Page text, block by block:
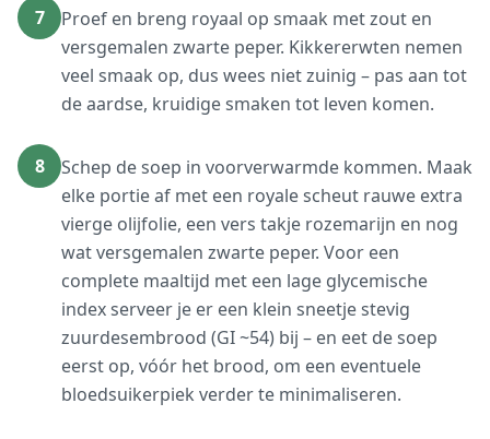
7
Proef en breng royaal op smaak met zout en
versgemalen zwarte peper. Kikkererwten nemen
veel smaak op, dus wees niet zuinig – pas aan tot
de aardse, kruidige smaken tot leven komen.
8
Schep de soep in voorverwarmde kommen. Maak
elke portie af met een royale scheut rauwe extra
vierge olijfolie, een vers takje rozemarijn en nog
wat versgemalen zwarte peper. Voor een
complete maaltijd met een lage glycemische
index serveer je er een klein sneetje stevig
zuurdesembrood (GI ~54) bij – en eet de soep
eerst op, vóór het brood, om een eventuele
bloedsuikerpiek verder te minimaliseren.